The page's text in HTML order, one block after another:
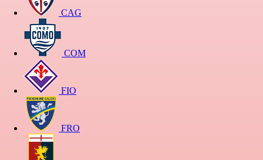
CAG
COM
FIO
FRO